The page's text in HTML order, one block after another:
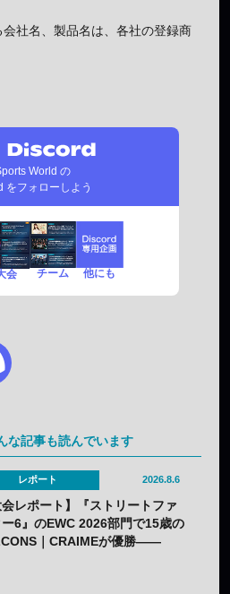
社名、製品名は、各社の登録商
World の
をフォローしよう
会 チーム 他にも
な記事も読んでいます
レポート 2026.8.6
会レポート】『ストリートファ
ー6』のEWC 2026部門で15歳の
｜CRAIMEが優勝——